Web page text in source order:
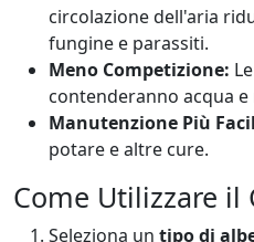
circolazione dell'aria
fungine e parassiti.
Meno Competizione:
contenderanno acqua
Manutenzione Più
potare e altre cure.
Come Utilizzare il
Seleziona un tipo di